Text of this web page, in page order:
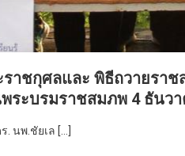
าชกุศลและ พิธีถวายรา
ะบรมราชสมภพ 4 ธันวา
นพ.ชัยเล […]